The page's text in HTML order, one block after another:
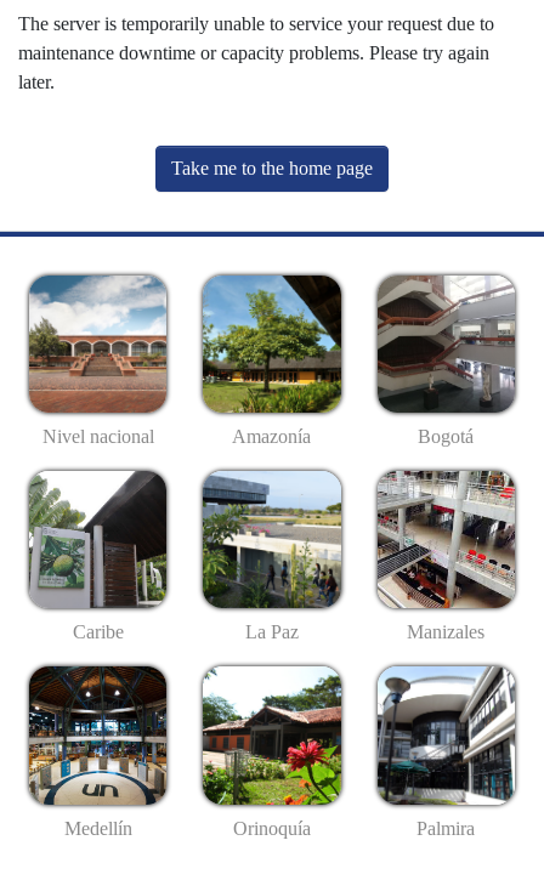
The server is temporarily unable to service your request due to
maintenance downtime or capacity problems. Please try again
later.
Take me to the home page
Nivel nacional Amazonía Bogotá
Caribe La Paz Manizales
Medellín Orinoquía Palmira